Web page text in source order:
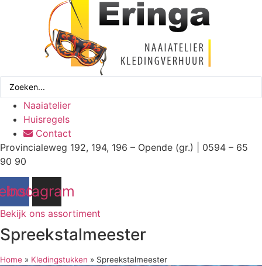
Search
Naaiatelier
Huisregels
Contact
Provincialeweg 192, 194, 196 – Opende (gr.) | 0594 – 65
90 90
Instagram
Bekijk ons assortiment
Spreekstalmeester
Home » Kledingstukken » Spreekstalmeester